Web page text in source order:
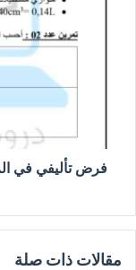
الرياضيات
2026
والاصلاح
مقالات ذات صلة